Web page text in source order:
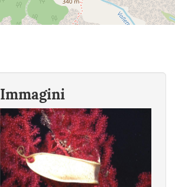
Immagini